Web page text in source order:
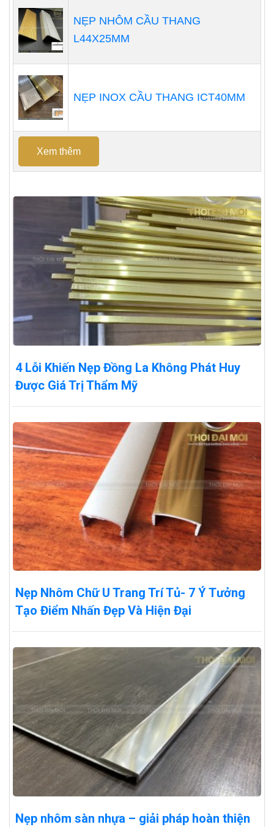
NẸP NHÔM CẦU THANG
L44X25MM
NẸP INOX CẦU THANG ICT40MM
Xem thêm
4 Lỗi Khiến Nẹp Đồng La Không Phát Huy
Được Giá Trị Thẩm Mỹ
Nẹp Nhôm Chữ U Trang Trí Tủ- 7 Ý Tưởng
Tạo Điểm Nhấn Đẹp Và Hiện Đại
Nẹp nhôm sàn nhựa – giải pháp hoàn thiện